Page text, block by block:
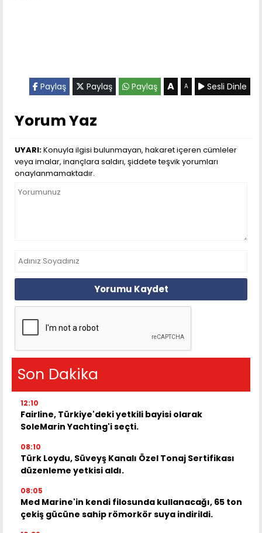
Paylaş Paylaş Paylaş A A Sesli Dinle
Yorum Yaz
UYARI:Konuyla ilgisi bulunmayan, hakaret içeren cümleler
veya imalar, inançlara saldırı, şiddete teşvik yorumları
onaylanmamaktadır.
Yorumu Kaydet
Son Dakika
12:10
Fairline, Türkiye'deki yetkili bayisi olarak
SoleMarin Yachting'i seçti.
08:10
Türk Loydu, Süveyş Kanalı Özel Tonaj Sertifikası
düzenleme yetkisi aldı.
08:05
Med Marine'in kendi filosunda kullanacağı, 65 ton
çekiş gücüne sahip römorkör suya indirildi.